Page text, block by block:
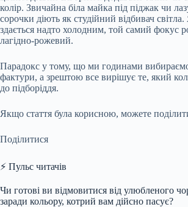
колір. Звичайна біла майка під піджак чи
сорочки діють як студійний відбивач
здається надто холодним, той самий фокус
лагідно-рожевий.
Парадокс у тому, що ми годинами вибираємо
фактури, а зрештою все вирішує те, який
до підборіддя.
Якщо стаття була корисною, можете
Поділитися
⚡ Пульс читачів
Чи готові ви відмовитися від улюбленого
заради кольору, котрий вам дійсно пасує?